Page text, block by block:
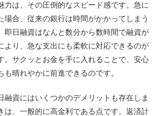
力は、その圧倒的なスピード感です。急に
場合、従来の銀行は時間がかかってしまう
即日融資はなんと数分から数時間で融資が
より、急な支出にも柔軟に対応できるのが
。サクッとお金を手に入れることで、安心
も晴れやかに前進できるのです。
融資にはいくつかのデメリットも存在しま
は、一般的に高金利である点です。返済計